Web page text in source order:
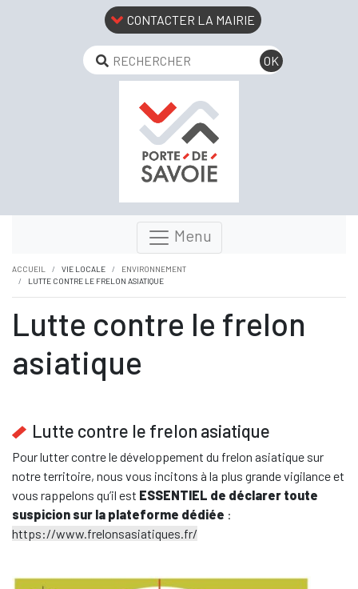
CONTACTER LA MAIRIE
Menu
ACCUEIL VIE LOCALE
ENVIRONNEMENT
LUTTE CONTRE LE FRELON ASIATIQUE
Lutte contre le frelon
asiatique
Lutte contre le frelon asiatique
Pour lutter contre le développement du frelon asiatique sur
notre territoire, nous vous incitons à la plus grande vigilance et
vous rappelons qu’il est ESSENTIEL de déclarer toute
suspicion sur la plateforme dédiée :
https://www.frelonsasiatiques.fr/